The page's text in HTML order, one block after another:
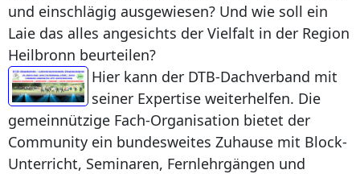
und einschlägig ausgewiesen? Und wie soll ein
Laie das alles angesichts der Vielfalt in der Region
Heilbronn beurteilen?
Hier kann der DTB-Dachverband mit
seiner Expertise weiterhelfen. Die
gemeinnützige Fach-Organisation bietet der
Community ein bundesweites Zuhause mit Block-
Unterricht, Seminaren, Fernlehrgängen und